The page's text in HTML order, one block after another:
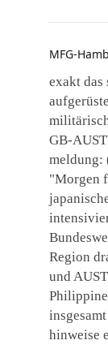
MFG-
exakt
GB-
meldung:
"Morgen
Region
und
hinweise